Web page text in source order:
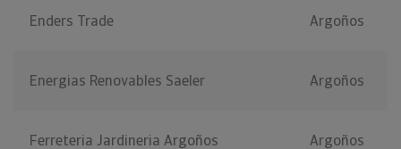
Enders Trade Argoños
Energias Renovables Saeler Argoños
Ferreteria Jardineria Argoños Argoños